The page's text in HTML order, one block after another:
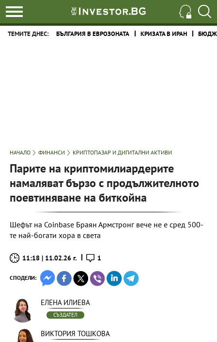
ТЕМИТЕ ДНЕС: БЪЛГАРИЯ В ЕВРОЗОНАТА КРИЗАТА В ИРАН
НАЧАЛО ФИНАНСИ КРИПТОПАЗАР И ДИГИТАЛНИ АКТИВИ
Парите на криптомилиардерите
намаляват бързо с продължителното
поевтиняване на биткойна
Шефът на Coinbase Браян Армстронг вече не е сред 500-
те най-богати хора в света
11:18 | 11.02.26 г. 1
СПОДЕЛИ:
ЕЛЕНА ИЛИЕВА
СЪЗДАТЕЛ
ВИКТОРИЯ ТОШКОВА